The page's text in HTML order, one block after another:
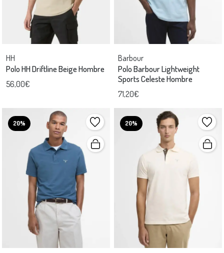
HH
Polo HH Driftline Beige Hombre
56,00€
Barbour
Polo Barbour Lightweight
Sports Celeste Hombre
71,20€
20% 20%